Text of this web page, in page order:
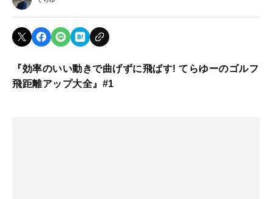
『効率のいい動きで曲げずに飛ばす! てらゆーのゴルフ
飛距離アップ大全』#1